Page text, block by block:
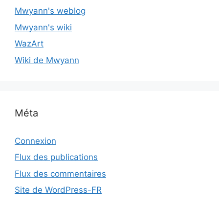
Mwyann's weblog
Mwyann's wiki
WazArt
Wiki de Mwyann
Méta
Connexion
Flux des publications
Flux des commentaires
Site de WordPress-FR